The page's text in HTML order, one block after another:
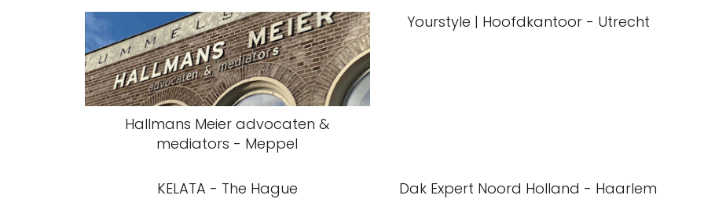
Hallmans Meier advocaten &
mediators - Meppel
Yourstyle | Hoofdkantoor - Utrecht
KELATA - The Hague Dak Expert Noord Holland - Haarlem